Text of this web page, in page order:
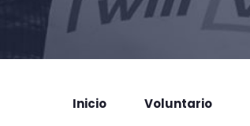
Inicio Voluntario